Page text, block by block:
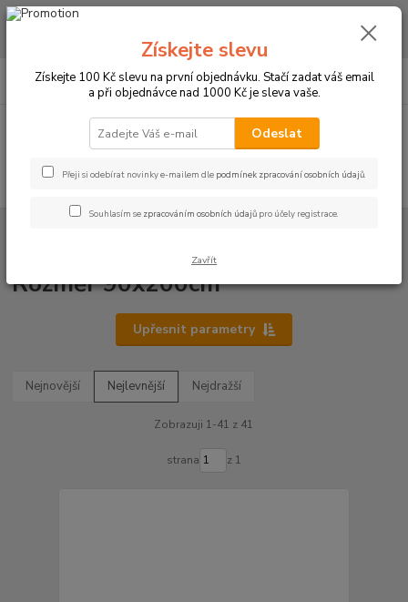
CHCETE NAKOUPIT VĚTŠÍ MNOŽSTVÍ NAŠICH PRODUKTŮ ZA LEPŠÍ
CZK
Hledat
+420 773 794 023
Pondělí-pátek 9-16 hodin
0
Rozměr 90x200cm
Upřesnit parametry
Nejnovější Nejlevnější Nejdražší
Zobrazuji 1-41 z 41
strana z 1
Získejte slevu
Získejte 100 Kč slevu na první objednávku. Stačí zadat váš email
a při objednávce nad 1000 Kč je sleva vaše.
Odeslat
Přeji si odebírat novinky e-mailem dle podmínek zpracování osobních údajů.
Souhlasím se zpracováním osobních údajů pro účely registrace.
Zavřít